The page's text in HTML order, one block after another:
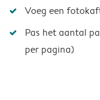
Voeg een
Pas het aantal
per pagina)